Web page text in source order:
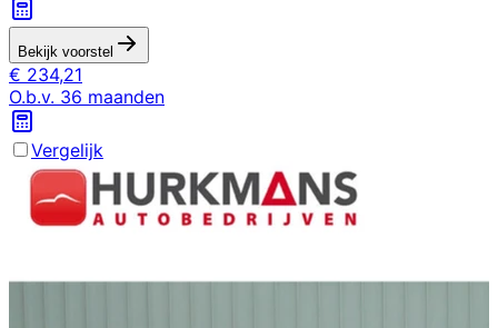
Bekijk voorstel
€ 234,21
O.b.v. 36 maanden
Vergelijk